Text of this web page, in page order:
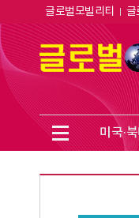
글로벌모빌리티 글
미국·북